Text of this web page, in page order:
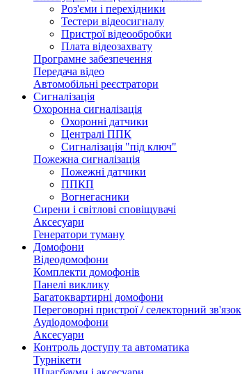
Роз'єми і перехідники
Тестери відеосигналу
Пристрої відеообробки
Плата відеозахвату
Програмне забезпечення
Передача відео
Автомобільні реєстратори
Сигналізація
Охоронна сигналізація
Охоронні датчики
Централі ППК
Сигналізація "під ключ"
Пожежна сигналізація
Пожежні датчики
ППКП
Вогнегасники
Сирени і світлові сповіщувачі
Аксесуари
Генератори туману
Домофони
Відеодомофони
Комплекти домофонів
Панелі виклику
Багатоквартирні домофони
Переговорні пристрої / селекторний зв'язок
Аудіодомофони
Аксесуари
Контроль доступу та автоматика
Турнікети